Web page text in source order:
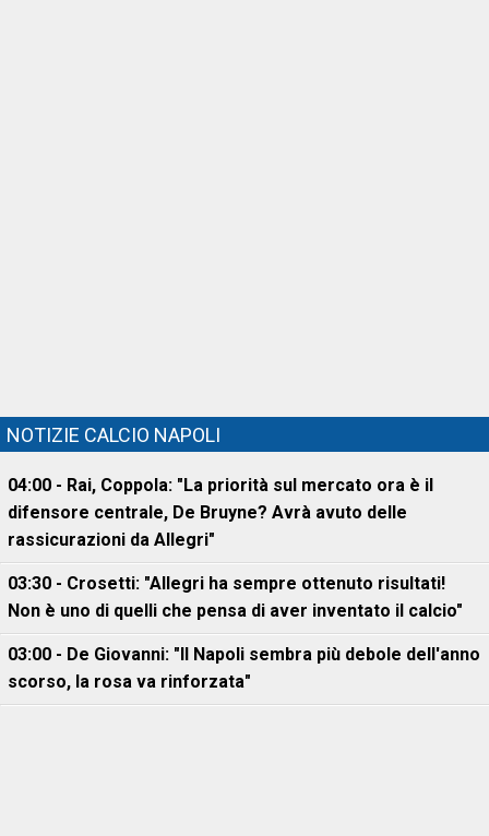
NOTIZIE CALCIO NAPOLI
04:00 - Rai, Coppola: "La priorità sul mercato ora è il
difensore centrale, De Bruyne? Avrà avuto delle
rassicurazioni da Allegri"
03:30 - Crosetti: "Allegri ha sempre ottenuto risultati!
Non è uno di quelli che pensa di aver inventato il calcio"
03:00 - De Giovanni: "Il Napoli sembra più debole dell'anno
scorso, la rosa va rinforzata"